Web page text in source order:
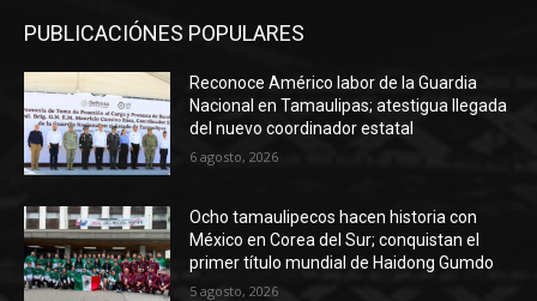
PUBLICACIÓNES POPULARES
Reconoce Américo labor de la Guardia
Nacional en Tamaulipas; atestigua llegada
del nuevo coordinador estatal
6 agosto, 2026
Ocho tamaulipecos hacen historia con
México en Corea del Sur; conquistan el
primer título mundial de Haidong Gumdo
5 agosto, 2026